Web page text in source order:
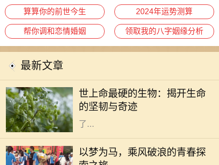
算算你的前世今生 2024年运势测算
帮你调和恋情婚姻 领取我的八字姻缘分析
最新文章
世上命最硬的生物：揭开生命
的坚韧与奇迹
态千差万别，有些生物如繁星般绚丽
多彩，而有些则隐藏在隐秘的角落，
展现出惊人的生存能力。科学家们为
了...
以梦为马，乘风破浪的青春探
生活是一场漫长的旅程，每个人都在
自己的旅途中追寻着梦想。无论是平
凡的日常，还是波澜壮阔的冒险，我